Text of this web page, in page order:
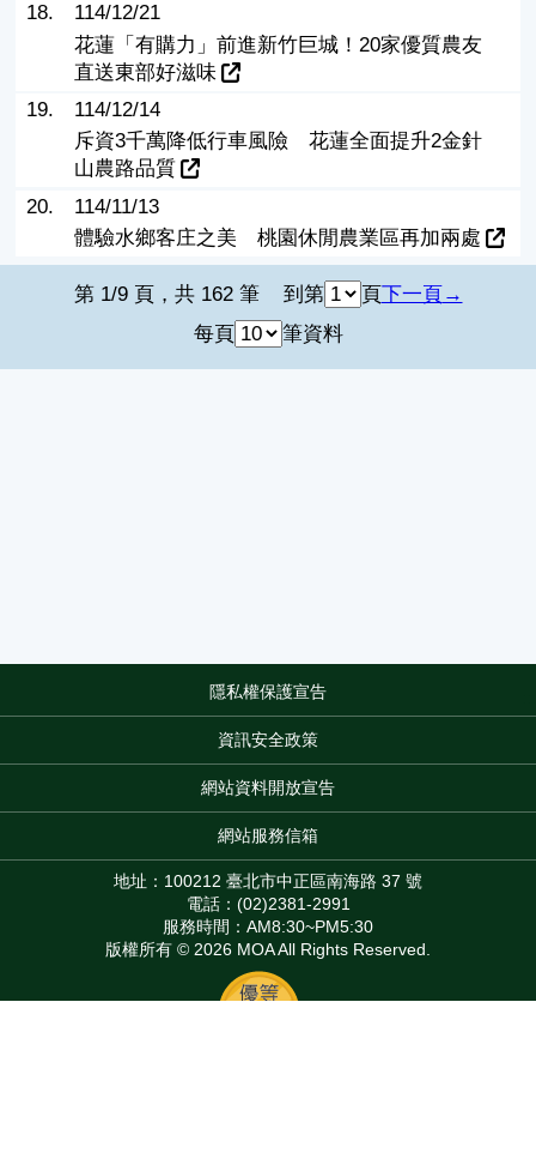
18.
114/12/21
花蓮「有購力」前進新竹巨城！20家優質農友
直送東部好滋味
19.
114/12/14
斥資3千萬降低行車風險 花蓮全面提升2金針
山農路品質
20.
114/11/13
體驗水鄉客庄之美 桃園休閒農業區再加兩處
第 1/9 頁，共 162 筆 到第 頁下一頁
每頁
筆資料
隱私權保護宣告
資訊安全政策
網站資料開放宣告
網站服務信箱
地址：100212 臺北市中正區南海路 37 號
電話：(02)2381-2991
服務時間：AM8:30~PM5:30
版權所有 © 2026 MOA All Rights Reserved.